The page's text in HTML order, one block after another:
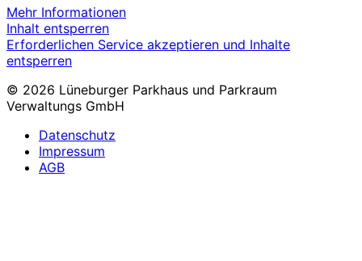
Mehr Informationen
Inhalt entsperren
Erforderlichen Service akzeptieren und Inhalte
entsperren
© 2026 Lüneburger Parkhaus und Parkraum
Verwaltungs GmbH
Datenschutz
Impressum
AGB